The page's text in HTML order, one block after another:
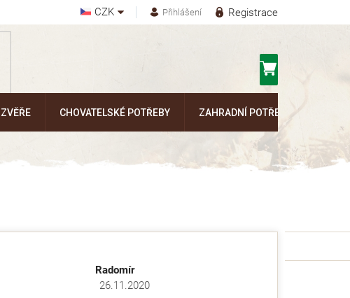
CZK Registrace
Přihlášení
CHOVATELSKÉ POTŘEBY ZAHRADNÍ POTŘEBY
z 5 hvězdiček.
Radomír
Hodnocení obchodu je 5 z 5 hvězdiček.
26.11.2020